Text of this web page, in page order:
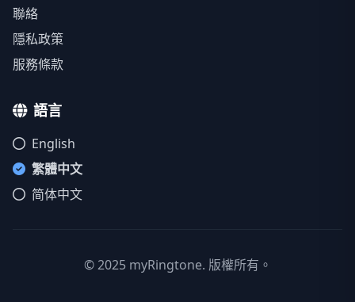
聯絡
隱私政策
服務條款
語言
English
繁體中文
简体中文
© 2025 myRingtone. 版權所有。